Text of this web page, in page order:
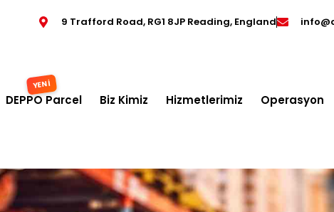
9 Trafford Road, RG1 8JP Reading, England
DEPPO Parcel Biz Kimiz Hizmetlerimiz Operasyon